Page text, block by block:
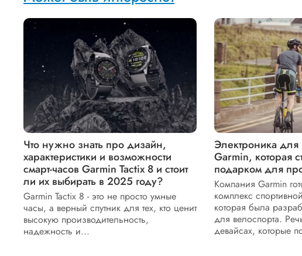
Что нужно знать про дизайн,
характеристики и возможности
смарт-часов Garmin Tactix 8 и стоит
ли их выбирать в 2025 году?
Garmin Tactix 8 - это не просто умные
часы, а верный спутник для тех, кто ценит
высокую производительность,
надежность и...
Электроника для
Garmin, которая
подарком для
Компания Garmin
комплекс
которая была
для велоспорта.
девайсах, которые